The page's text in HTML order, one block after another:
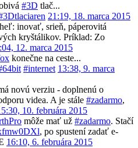
#3D tlač...
21:19, 18. marca 2015
inovať, srieň, páperovitá
kryštálikov. Príklad: Zo
12. marca 2015
konečne na ceste...
#internet 13:38, 9. marca
novú verziu - doplnenú o
videa. A je stále #zadarmo,
10. februára 2015
môže mať už #zadarmo. Stačí
, po spustení zadať e-
16:10, 6. februára 2015